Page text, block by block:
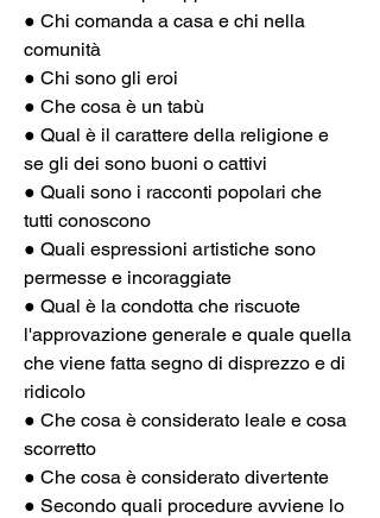
● Chi comanda a casa e chi nella
comunità
● Chi sono gli eroi
● Che cosa è un tabù
● Qual è il carattere della religione e
se gli dei sono buoni o cattivi
● Quali sono i racconti popolari che
tutti conoscono
● Quali espressioni artistiche sono
permesse e incoraggiate
● Qual è la condotta che riscuote
l'approvazione generale e quale quella
che viene fatta segno di disprezzo e di
ridicolo
● Che cosa è considerato leale e cosa
scorretto
● Che cosa è considerato divertente
● Secondo quali procedure avviene lo